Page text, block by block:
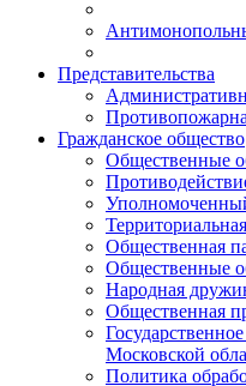
Представительства
Гражданское общество
Общественные
Общественная
Общественные
Народная
Общественная
Московской
Политика